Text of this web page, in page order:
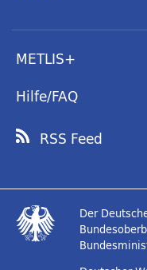
METLIS+
Hilfe/FAQ
RSS Feed
Der